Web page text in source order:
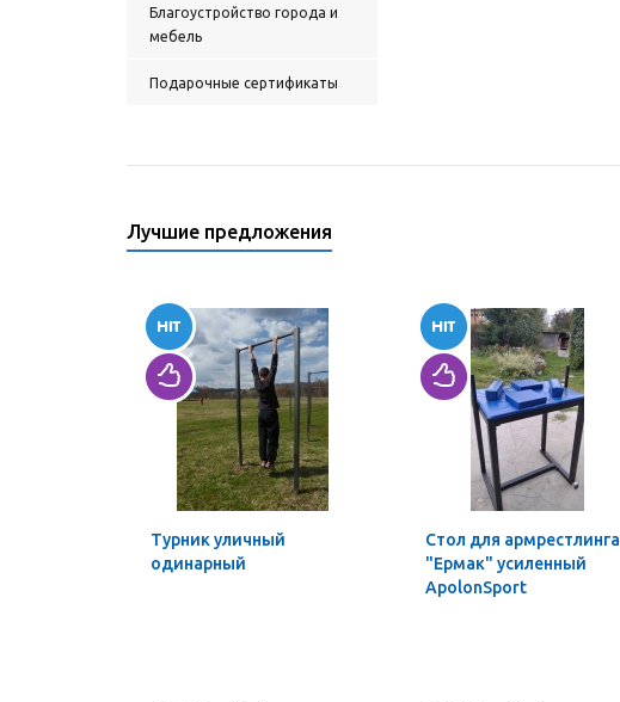
Благоустройство города и
мебель
Подарочные сертификаты
Лучшие предложения
Турник уличный
одинарный
Стол для армрестлинга
"Ермак" усиленный
ApolonSport